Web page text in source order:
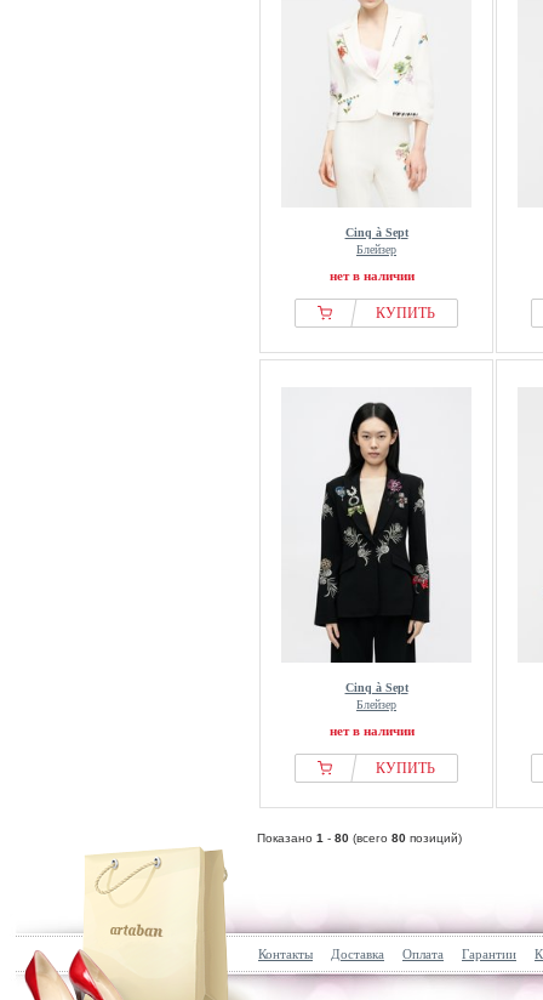
Cinq à Sept
Блейзер
нет в наличии
КУПИТЬ
Cinq à Sept
Блейзер
нет в наличии
КУПИТЬ
Показано 1 - 80 (всего 80 позиций)
Контакты Доставка Оплата Гарантии